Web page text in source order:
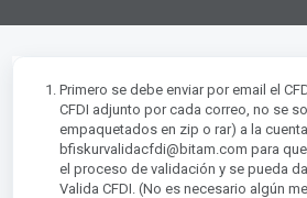
Primero se debe enviar por email el
CFDI adjunto por cada correo, no se
empaquetados en zip o rar) a la cuenta
bfiskurvalidacfdi@bitam.com para
el proceso de validación y se pueda
Valida CFDI. (No es necesario algún